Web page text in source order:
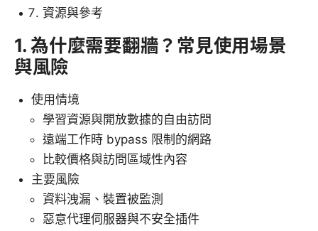
資源與參考
1. 為什麼需要翻牆？常見使用場景
與風險
使用情境
學習資源與開放數據的自由訪問
遠端工作時 bypass 限制的網路
比較價格與訪問區域性內容
主要風險
資料洩漏、裝置被監測
惡意代理伺服器與不安全插件